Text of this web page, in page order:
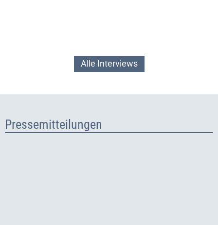
Alle Interviews
Pressemitteilungen